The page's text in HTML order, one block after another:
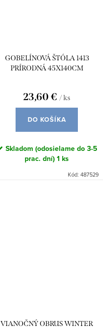
GOBELÍNOVÁ ŠTÓLA 1413
PRÍRODNÁ 45X140CM
23,60 € / ks
DO KOŠÍKA
Skladom (odosielame do 3-5
prac. dní)1 ks
Kód: 487529
VIANOČNÝ OBRUS WINTER